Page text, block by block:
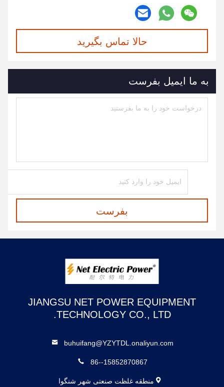
حالا تماس بگیرید
به ما ایمیل بفرست
بفرست
JIANGSU NET POWER EQUIPMENT
TECHNOLOGY CO., LTD.
buhuifang@YZYTDL.onaliyun.com
86--15852870867
منطقه غلظت صنعتی شهر شنگوا